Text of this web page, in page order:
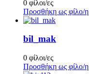
0 φίλοι/ες
Προσθήκη ως φίλο/η
bil_mak
0 φίλοι/ες
Προσθήκη ως φίλο/η